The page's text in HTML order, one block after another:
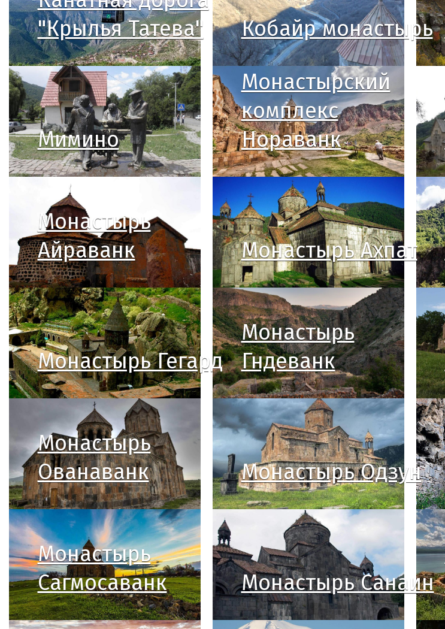
"Крылья Татева"
Кобайр монастырь
Мимино
Монастырский
комплекс
Нораванк
Монастырь
Айраванк
Монастырь Ахпат
Монастырь Гегард
Монастырь
Гндеванк
Монастырь
Ованаванк
Монастырь Одзун
Монастырь
Сагмосаванк
Монастырь Санаин